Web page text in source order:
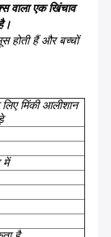
वाला एक खिंचाव
होती हैं और बच्चों
मिंकी आलीशान
में